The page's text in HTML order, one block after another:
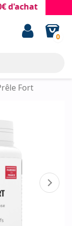
0
Fort